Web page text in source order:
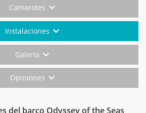
Camarotes
Instalaciones
Galería
Opiniones
del barco Odyssey of the Seas